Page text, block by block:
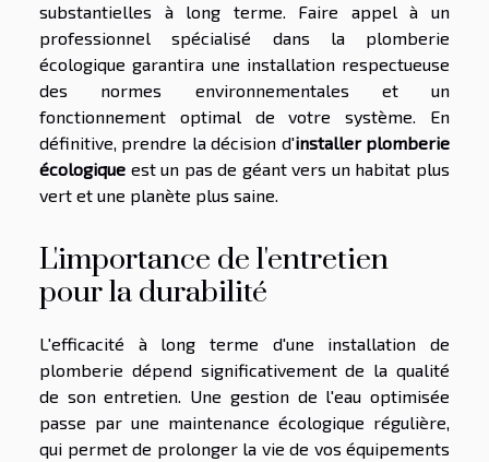
substantielles à long terme. Faire appel à un
professionnel spécialisé dans la plomberie
écologique garantira une installation respectueuse
des normes environnementales et un
fonctionnement optimal de votre système. En
définitive, prendre la décision d'installer plomberie
écologique est un pas de géant vers un habitat plus
vert et une planète plus saine.
L'importance de l'entretien
pour la durabilité
L'efficacité à long terme d'une installation de
plomberie dépend significativement de la qualité
de son entretien. Une gestion de l'eau optimisée
passe par une maintenance écologique régulière,
qui permet de prolonger la vie de vos équipements